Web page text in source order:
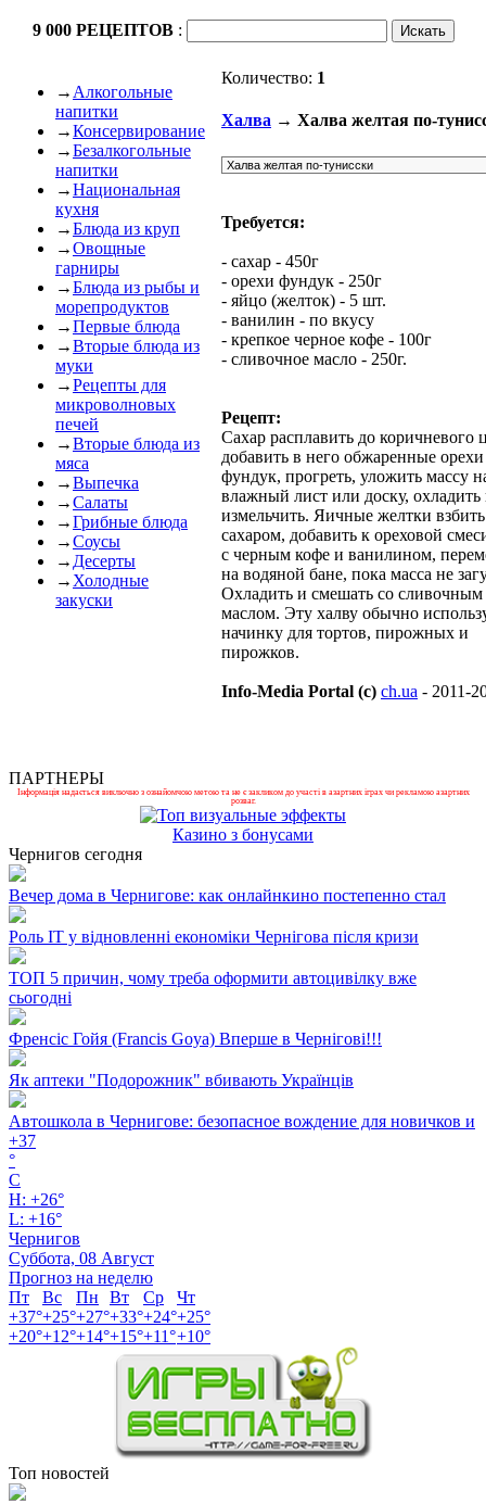
9 000 РЕЦЕПТОВ :
→ Алкогольные
напитки
→Консервирование
→Безалкогольные
напитки
→Национальная
кухня
→Блюда из круп
→Овощные
гарниры
→Блюда из рыбы и
морепродуктов
→Первые блюда
→Вторые блюда из
муки
→Рецепты для
микроволновых
печей
→Вторые блюда из
мяса
→Выпечка
→Салаты
→Грибные блюда
→Соусы
→ Десерты
→ Холодные
закуски
Количество: 1
Халва → Халва желтая по-
Требуется:
- сахар - 450г
- орехи фундук - 250г
- яйцо (желток) - 5 шт.
- ванилин - по вкусу
- крепкое черное кофе - 100г
- сливочное масло - 250г.
Рецепт:
Сахар расплавить до коричневого
добавить в него обжаренные орехи
фундук, прогреть, уложить массу
влажный лист или доску, охладить
измельчить. Яичные желтки
сахаром, добавить к ореховой
с черным кофе и ванилином,
на водяной бане, пока масса не
Охладить и смешать со сливочным
маслом. Эту халву обычно
начинку для тортов, пирожных и
пирожков.
Info-Media Portal (c) ch.ua - 2011-
ПАРТНЕРЫ
Інформація надається виключно з ознайомчою метою та не є закликом до участі в азартних іграх чи рекламою азартних
розваг.
Казино з бонусами
Чернигов сегодня
Вечер дома в Чернигове: как онлайнкино постепенно стал
Роль ІТ у відновленні економіки Чернігова після кризи
ТОП 5 причин, чому треба оформити автоцивілку вже
сьогодні
Френсіс Гойя (Francis Goya) Вперше в Чернігові!!!
Як аптеки "Подорожник" вбивають Українців
Автошкола в Чернигове: безопасное вождение для новичков и
+37
°
C
H: +26°
L: +16°
Чернигов
Суббота, 08 Август
Прогноз на неделю
Пт
Вс Пн Вт Ср
Чт
+37°+25°+27°+33°+24°+25°
+20°+12°+14°+15°+11°+10°
Топ новостей